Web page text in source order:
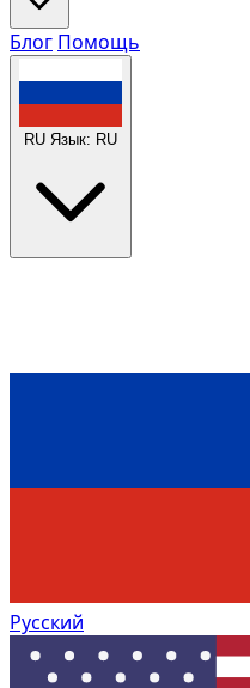
Блог Помощь
RU Язык: RU
Русский